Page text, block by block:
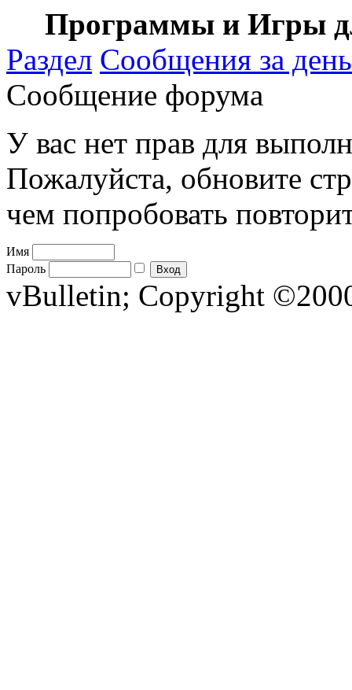
Программы и Игры
Раздел Сообщения за день
Сообщение форума
У вас нет прав для
Пожалуйста, обновите
чем попробовать
Имя
Пароль
vBulletin; Copyright